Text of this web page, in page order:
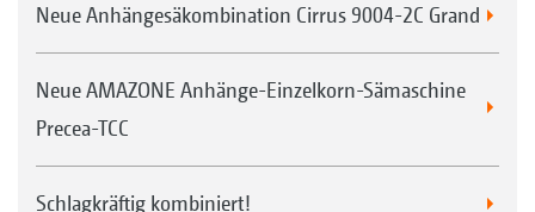
Neue Anhängesäkombination Cirrus 9004-2C Grand
Neue AMAZONE Anhänge-Einzelkorn-Sämaschine
Precea-TCC
Schlagkräftig kombiniert!